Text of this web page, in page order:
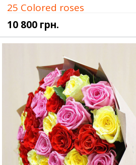
25 Colored roses
10 800 грн.